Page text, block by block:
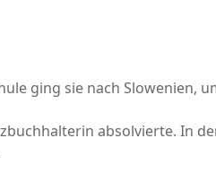
ging sie nach Slowenien,
absolvierte. In